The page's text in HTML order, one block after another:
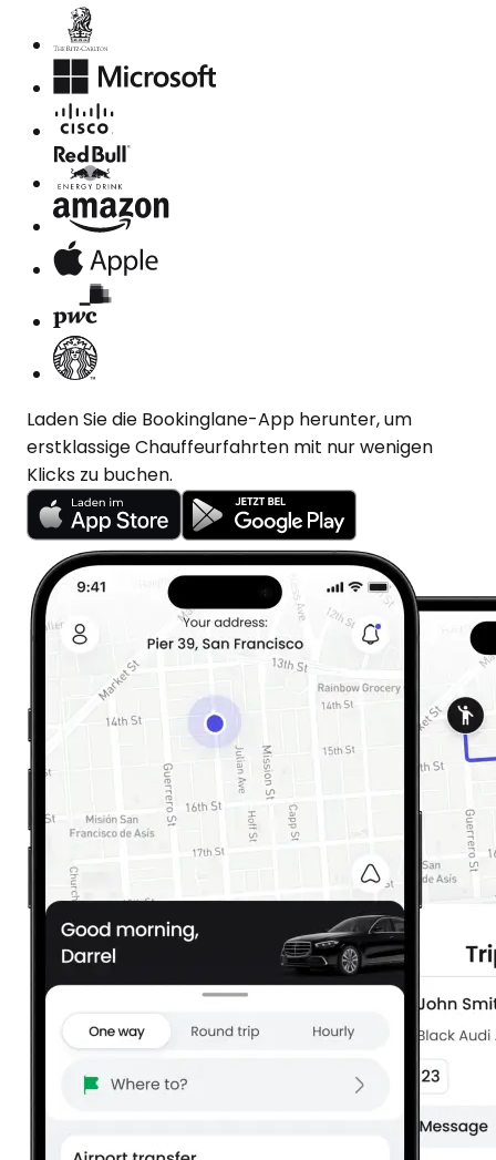
Laden Sie die Bookinglane-App herunter, um
erstklassige Chauffeurfahrten mit nur wenigen
Klicks zu buchen.